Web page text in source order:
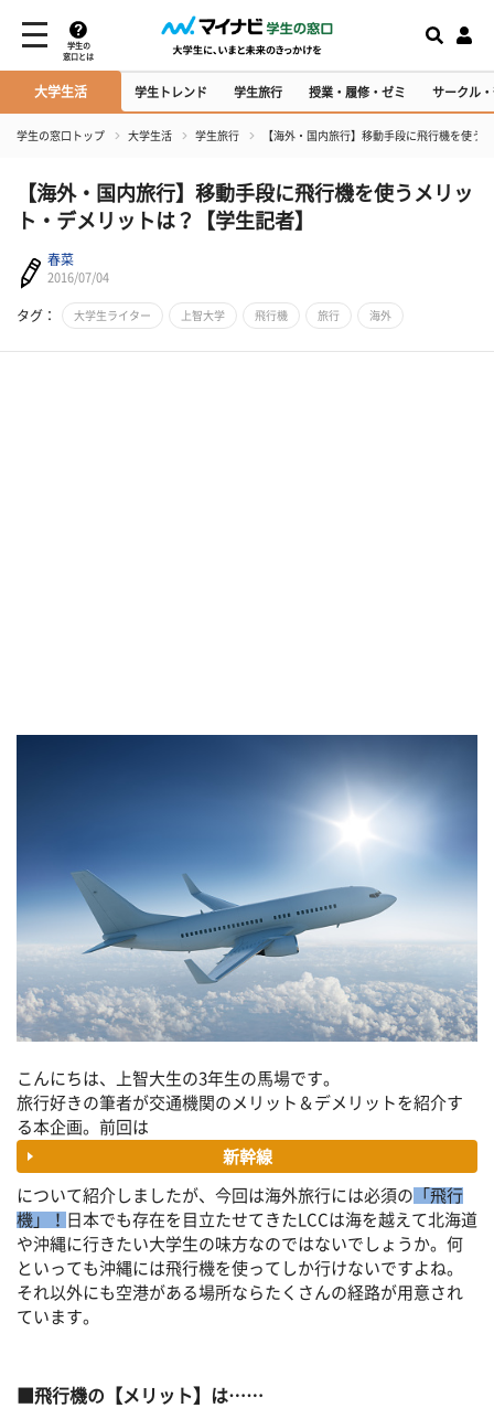
学生の
窓口とは
大学生活 学生トレンド 学生旅行 授業・履修・ゼミ サークル
学生の窓口トップ 大学生活 学生旅行 【海外・国内旅行】移動手段に飛行機を使う
【海外・国内旅行】移動手段に飛行機を使うメリッ
ト・デメリットは？【学生記者】
春菜
2016/07/04
タグ： 大学生ライター 上智大学 飛行機 旅行 海外
こんにちは、上智大生の3年生の馬場です。
旅行好きの筆者が交通機関のメリット＆デメリットを紹介す
る本企画。前回は
新幹線
について紹介しましたが、今回は海外旅行には必須の 「飛行
機」！ 日本でも存在を目立たせてきたLCCは海を越えて北海道
や沖縄に行きたい大学生の味方なのではないでしょうか。何
といっても沖縄には飛行機を使ってしか行けないですよね。
それ以外にも空港がある場所ならたくさんの経路が用意され
ています。
■飛行機の【メリット】は……